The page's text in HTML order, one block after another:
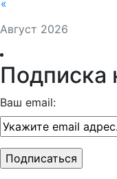
Август 2026
«
Подписка
Ваш email: